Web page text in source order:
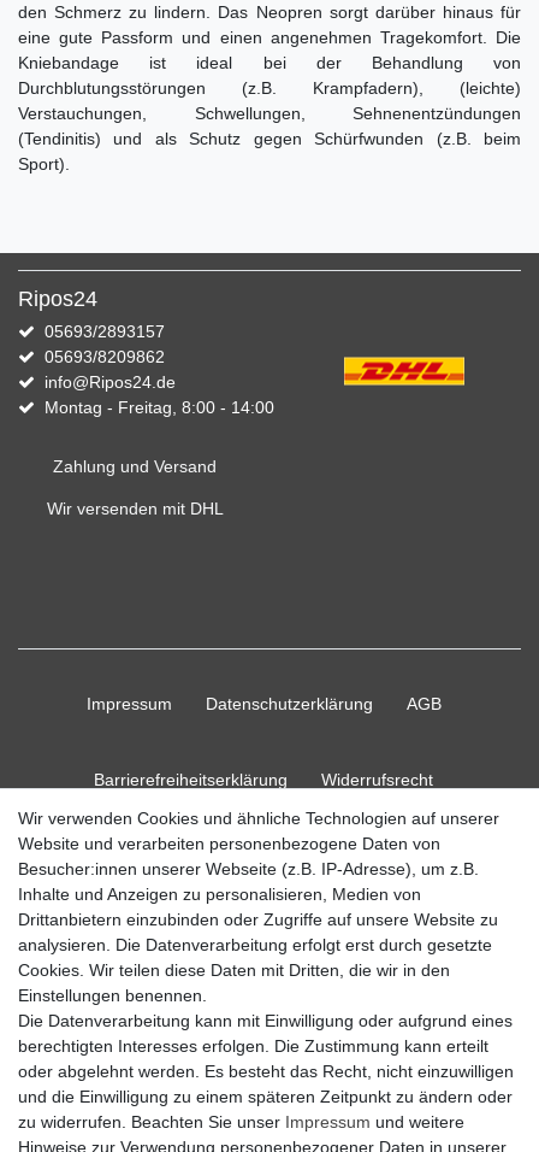
den Schmerz zu lindern. Das Neopren sorgt darüber hinaus für
eine gute Passform und einen angenehmen Tragekomfort. Die
Kniebandage ist ideal bei der Behandlung von
Durchblutungsstörungen (z.B. Krampfadern), (leichte)
Verstauchungen, Schwellungen, Sehnenentzündungen
(Tendinitis) und als Schutz gegen Schürfwunden (z.B. beim
Sport).
Ripos24
05693/2893157
05693/8209862
info@Ripos24.de
Montag - Freitag, 8:00 - 14:00
Zahlung und Versand
Wir versenden mit DHL
Impressum Daten­schutz­erklärung AGB
Barrierefreiheitserklärung Widerrufs­recht
Vertrag widerrufen Kontakt
© Copyright 2026 Ripos24| Alle Rechte vorbehalten.
Wir verwenden Cookies und ähnliche Technologien auf unserer
Website und verarbeiten personenbezogene Daten von
Besucher:innen unserer Webseite (z.B. IP-Adresse), um z.B.
Inhalte und Anzeigen zu personalisieren, Medien von
Drittanbietern einzubinden oder Zugriffe auf unsere Website zu
analysieren. Die Datenverarbeitung erfolgt erst durch gesetzte
Cookies. Wir teilen diese Daten mit Dritten, die wir in den
Einstellungen benennen.
Die Datenverarbeitung kann mit Einwilligung oder aufgrund eines
berechtigten Interesses erfolgen. Die Zustimmung kann erteilt
oder abgelehnt werden. Es besteht das Recht, nicht einzuwilligen
und die Einwilligung zu einem späteren Zeitpunkt zu ändern oder
zu widerrufen. Beachten Sie unser Impressum und weitere
Hinweise zur Verwendung personenbezogener Daten in unserer